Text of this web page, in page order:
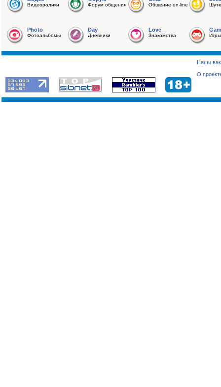
Видеоролики Форум общения Общение on-line
Photo
Фотоальбомы
Day
Дневники
Love
Знакомства Игры
Наши
О